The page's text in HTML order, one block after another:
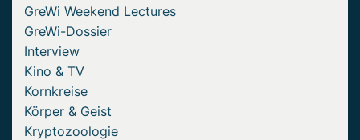
GreWi Weekend Lectures
GreWi-Dossier
Interview
Kino & TV
Kornkreise
Körper & Geist
Kryptozoologie